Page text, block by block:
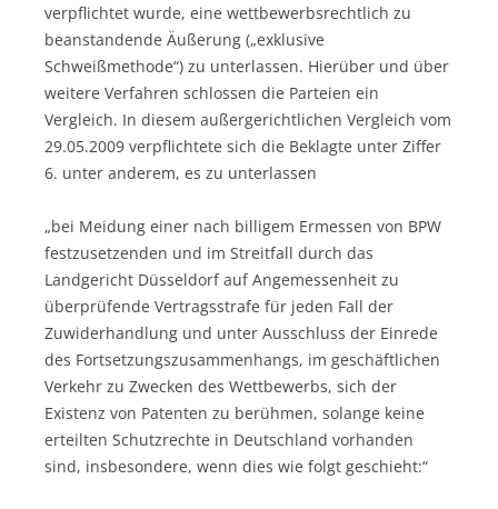
verpflichtet wurde, eine wettbewerbsrechtlich zu
beanstandende Äußerung („exklusive
Schweißmethode“) zu unterlassen. Hierüber und über
weitere Verfahren schlossen die Parteien ein
Vergleich. In diesem außergerichtlichen Vergleich vom
29.05.2009 verpflichtete sich die Beklagte unter Ziffer
6. unter anderem, es zu unterlassen
„bei Meidung einer nach billigem Ermessen von BPW
festzusetzenden und im Streitfall durch das
Landgericht Düsseldorf auf Angemessenheit zu
überprüfende Vertragsstrafe für jeden Fall der
Zuwiderhandlung und unter Ausschluss der Einrede
des Fortsetzungszusammenhangs, im geschäftlichen
Verkehr zu Zwecken des Wettbewerbs, sich der
Existenz von Patenten zu berühmen, solange keine
erteilten Schutzrechte in Deutschland vorhanden
sind, insbesondere, wenn dies wie folgt geschieht:“